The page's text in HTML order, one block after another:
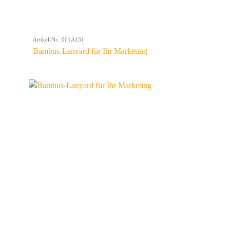
Artikel-Nr.: 001A131
Bambus-Lanyard für Ihr Marketing